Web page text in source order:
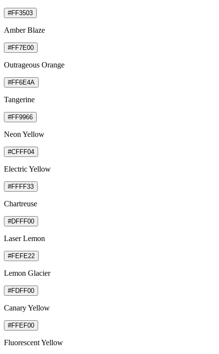
#FF3503
Amber Blaze
#FF7E00
Outrageous Orange
#FF6E4A
Tangerine
#FF9966
Neon Yellow
#CFFF04
Electric Yellow
#FFFF33
Chartreuse
#DFFF00
Laser Lemon
#FEFE22
Lemon Glacier
#FDFF00
Canary Yellow
#FFEF00
Fluorescent Yellow